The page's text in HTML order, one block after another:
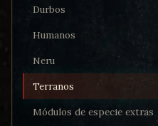
Durbos
Humanos
Neru
Terranos
Módulos de especie extras